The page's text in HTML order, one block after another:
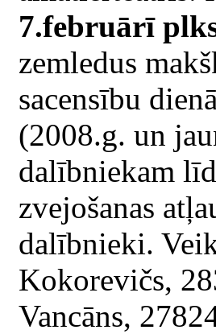
7.februārī
zemledus
sacensību dienā
(2008.g. un
dalībniekam
zvejošanas
dalībnieki.
Kokorevičs,
Vancāns,